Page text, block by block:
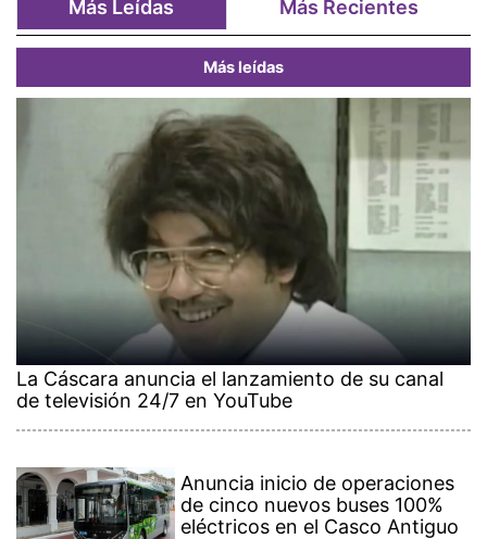
Más Leídas Más Recientes
Más leídas
La Cáscara anuncia el lanzamiento de su canal
de televisión 24/7 en YouTube
Anuncia inicio de operaciones
de cinco nuevos buses 100%
eléctricos en el Casco Antiguo